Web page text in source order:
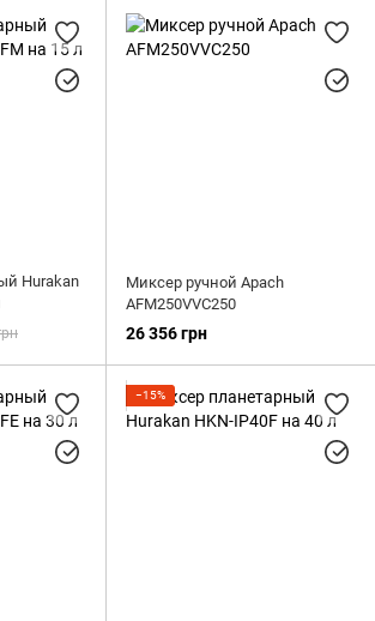
Hurakan
Миксер ручной Apach
AFM250VVC250
26 356 грн
−15%